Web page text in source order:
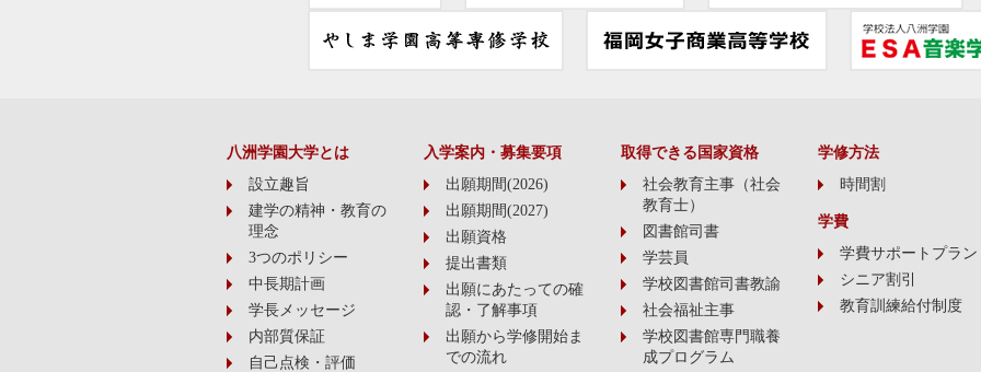
八洲学園大学とは
設立趣旨
建学の精神・教育の
理念
3つのポリシー
中長期計画
学長メッセージ
内部質保証
自己点検・評価
入学案内・募集要項
出願期間(2026)
出願期間(2027)
出願資格
提出書類
出願にあたっての確
認・了解事項
出願から学修開始ま
での流れ
取得できる国家資格
社会教育主事（社会
教育士）
図書館司書
学芸員
学校図書館司書教諭
社会福祉主事
学校図書館専門職養
成プログラム
学修方法
時間割
学費
学費サポートプラン
シニア割引
教育訓練給付制度